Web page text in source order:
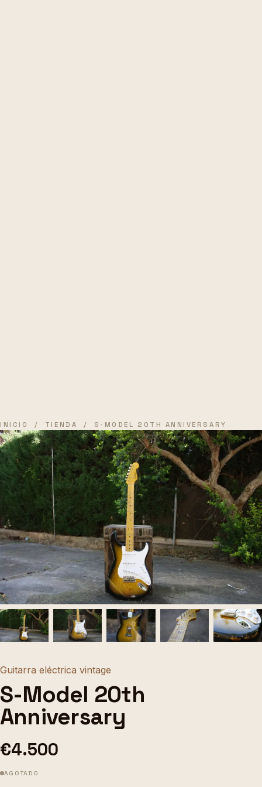
INICIO / TIENDA / S-MODEL 20TH ANNIVERSARY
Guitarra eléctrica vintage
S-Model 20th
Anniversary
€4.500
AGOTADO